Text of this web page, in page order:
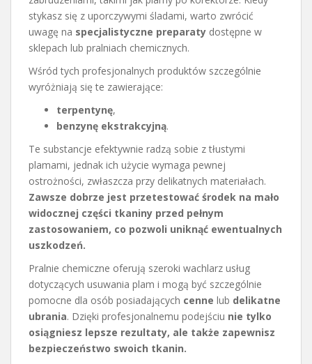
stykasz się z uporczywymi śladami, warto zwrócić
uwagę na specjalistyczne preparaty dostępne w
sklepach lub pralniach chemicznych.
Wśród tych profesjonalnych produktów szczególnie
wyróżniają się te zawierające:
terpentynę,
benzynę ekstrakcyjną.
Te substancje efektywnie radzą sobie z tłustymi
plamami, jednak ich użycie wymaga pewnej
ostrożności, zwłaszcza przy delikatnych materiałach.
Zawsze dobrze jest przetestować środek na mało
widocznej części tkaniny przed pełnym
zastosowaniem, co pozwoli uniknąć ewentualnych
uszkodzeń.
Pralnie chemiczne oferują szeroki wachlarz usług
dotyczących usuwania plam i mogą być szczególnie
pomocne dla osób posiadających cenne lub delikatne
ubrania. Dzięki profesjonalnemu podejściu nie tylko
osiągniesz lepsze rezultaty, ale także zapewnisz
bezpieczeństwo swoich tkanin.